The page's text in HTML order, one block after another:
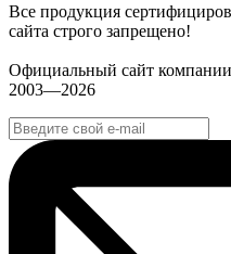
Все продукция
сайта строго запрещено!
Официальный сайт
2003—2026